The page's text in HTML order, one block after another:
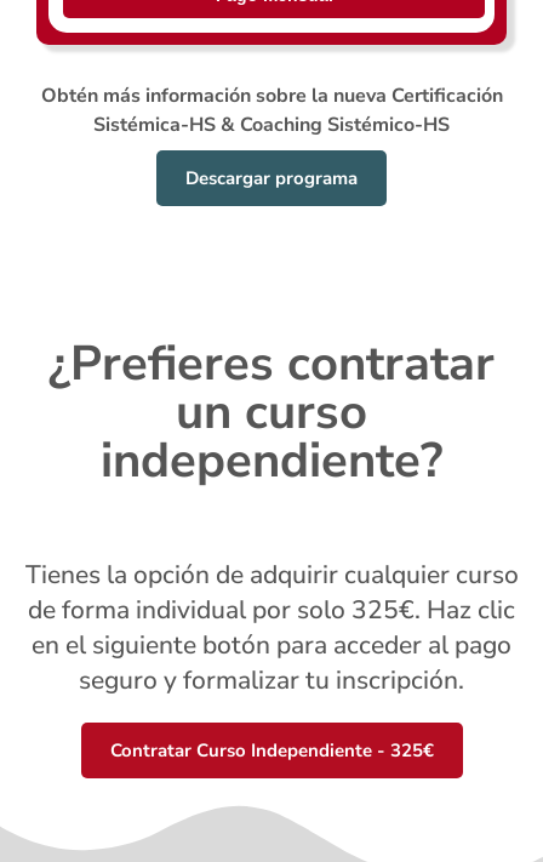
Obtén más información sobre la nueva Certificación
Sistémica-HS & Coaching Sistémico-HS
Descargar programa
¿Prefieres contratar
un curso
independiente?
Tienes la opción de adquirir cualquier curso
de forma individual por solo 325€. Haz clic
en el siguiente botón para acceder al pago
seguro y formalizar tu inscripción.
Contratar Curso Independiente - 325€